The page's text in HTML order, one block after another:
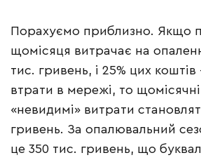
Порахуємо приблизно. Якщо
щомісяця витрачає на
тис. гривень, і 25% цих
втрати в мережі, то щомісячні
«невидимі» витрати
гривень. За опалювальний
це 350 тис. гривень, що